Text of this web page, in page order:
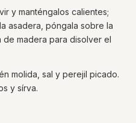
y manténgalos calientes;
asadera, póngala sobre la
de madera para disolver el
molida, sal y perejil picado.
y sírva.